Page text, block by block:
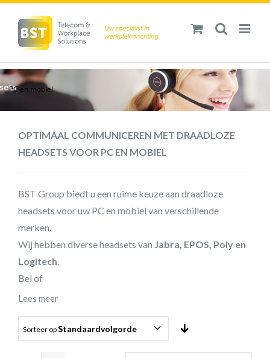
inhoud
PC en mobiel
OPTIMAAL COMMUNICEREN MET DRAADLOZE
HEADSETS VOOR PC EN MOBIEL
BST Group biedt u een ruime keuze aan draadloze
headsets voor uw PC en mobiel van verschillende
merken.
Wij hebben diverse headsets van Jabra, EPOS, Poly en
Logitech
Bel of
Lees meer
Sorteer opStandaardvolgorde